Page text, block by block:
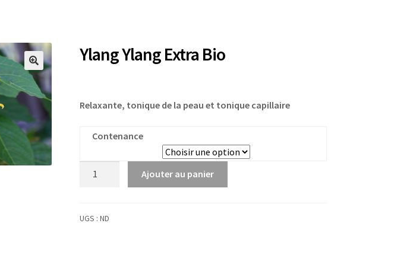
Ylang Ylang Extra Bio
Relaxante, tonique de la peau et tonique capillaire
Contenance
Ajouter au panier
UGS : ND